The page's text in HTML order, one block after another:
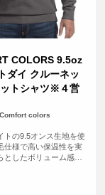
COLORS 9.5oz
ダイ クルーネッ
トシャツ※４営
Comfort colors
トの9.5オンス生地を使
仕様で高い保温性を実
としたボリューム感が
トダイ（製品染め）な